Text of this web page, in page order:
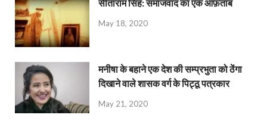
सीताराम सिंह: समाजवाद का एक आफ़ताब
May 18, 2020
मनीषा के बहाने एक देश की सम्प्रभुता को ठेंगा
दिखाने वाले शासक वर्ग के पिट्ठू पत्रकार
May 21, 2020